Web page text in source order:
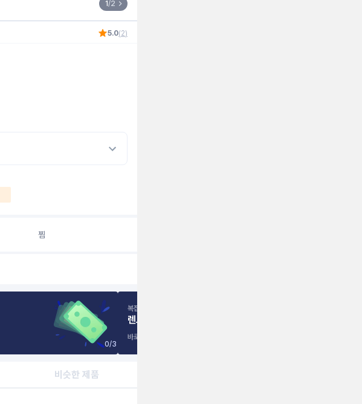
1/2
5.0(2)
찜
복잡하고 믿기 어려운 인터넷 가입,
렌트리
바로가기
0/3
비슷한 제품